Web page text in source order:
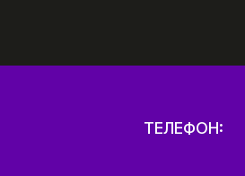
ТЕЛЕФОН: